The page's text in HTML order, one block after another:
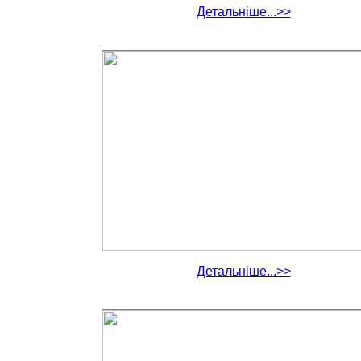
Детальніше...>>
Детальніше...>>